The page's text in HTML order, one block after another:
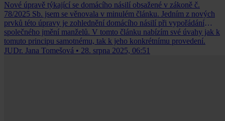
Nové úpravě týkající se domácího násilí obsažené v zákoně č.
78/2025 Sb. jsem se věnovala v minulém článku. Jedním z nových
prvků této úpravy je zohlednění domácího násilí při vypořádání
společného jmění manželů. V tomto článku nabízím své úvahy jak k
tomuto principu samotnému, tak k jeho konkrétnímu provedení.
JUDr. Jana Tomešová • 28. srpna 2025, 06:51